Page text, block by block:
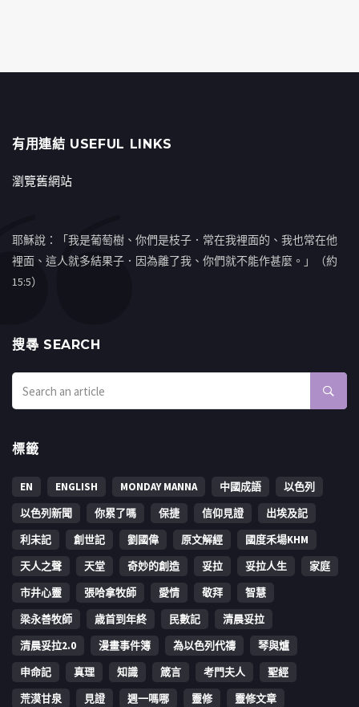
有用連結 USEFUL LINKS
瀏覽舊網站
耶穌說：「我是葡萄樹、你們是枝子．常在我裡面的、我也常在他
裡面、這人就多結果子．因為離了我、你們就不能作甚麼。」（約
15:5）
搜㝷 SEARCH
標籤
EN ENGLISH MONDAY MANNA 中國成語
以色列
以色列新聞
你累了嗎 保捷 信仰見證
出埃及記
利未記
創世記 劉國偉 原文解經
國度禾場KHM
天人之聲
天堂 奇妙的創造 妥拉 妥拉人生
家庭
市井心靈
張哈拿牧師 愛情 敬拜
智慧
梁永善牧師
歳首到年終 民數記
清晨妥拉
清晨妥拉2.0
漫畫事件簿 為以色列代禱
琴與爐
申命記
真理 知識 箴言 考門夫人
聖經
荒漠甘泉
見證 週一嗎哪 靈修 靈修文章